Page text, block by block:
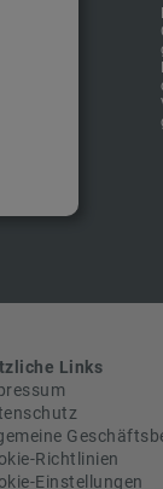
Links
Richtlinien
Einstellungen